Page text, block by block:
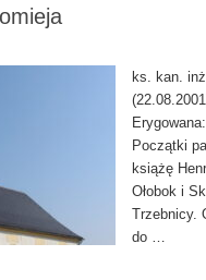
ks. kan.
Początki
książę
Ołobok i
Trzebnicy.
do …